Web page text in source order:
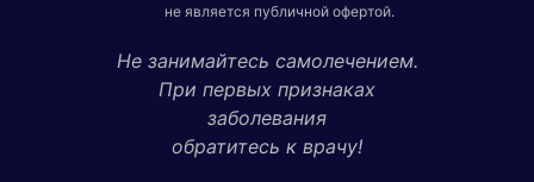
не является публичной офертой.
Не занимайтесь самолечением.
При первых признаках
заболевания
обратитесь к врачу!